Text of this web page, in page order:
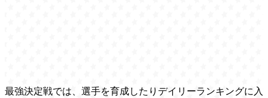
最強決定戦では、選手を育成したりデイリーランキングに入